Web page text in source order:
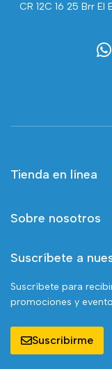
CR 12C 16 25 Brr
Tienda en línea
Sobre nosotros
Suscríbete a
Suscríbete para
promociones y
Suscribirme